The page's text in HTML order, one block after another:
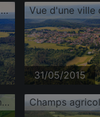
Vue d'une ville du nord de la Forêt-Noire depuis le nord
31/05/2015
Tour d'observation «Ancien château d'eau» sur Höhenstraße